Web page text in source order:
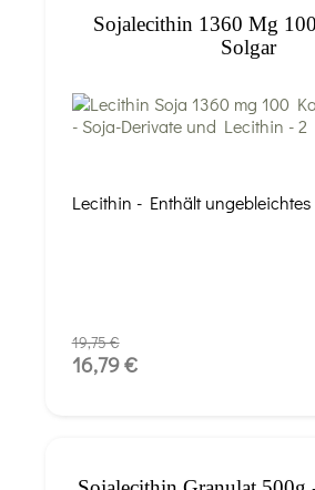
Sojalecithin 1360 Mg
Solgar
Lecithin - Enthält
19,75 €
16,79 €